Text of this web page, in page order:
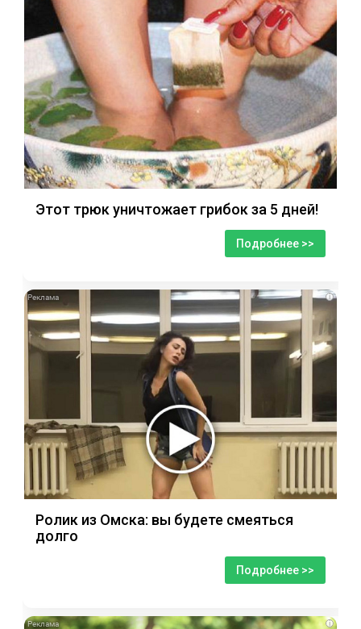
Этот трюк уничтожает грибок за 5 дней!
Подробнее >>
i
Ролик из Омска: вы будете смеяться
долго
Подробнее >>
i